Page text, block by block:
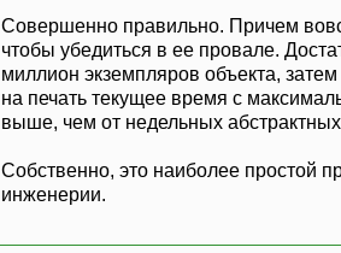
Совершенно правильно. Причем
чтобы убедиться в ее провале.
миллион экземпляров объекта,
на печать текущее время с
выше, чем от недельных
Собственно, это наиболее простой
инженерии.